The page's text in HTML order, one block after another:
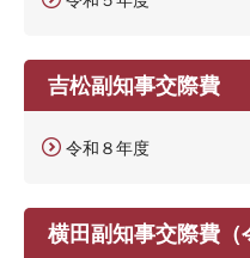
吉松副知事交際費
令和８年度
横田副知事交際費（